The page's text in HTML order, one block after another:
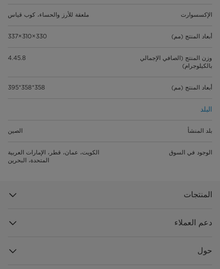
الإكسسوارت ملعقة للأرز والحساء، كوب قياس
أبعاد المنتج (مم)
وزن المنتج (الصافي الإجمالي
بالكيلوجرام)
أبعاد المنتج (مم)
البلد
بلد المنشأ الصين
الوجود في السوق
الكويت، عمان، قطر، الإمارات العربية
المتحدة، البحرين
المنتجات
دعم العملاء
حول